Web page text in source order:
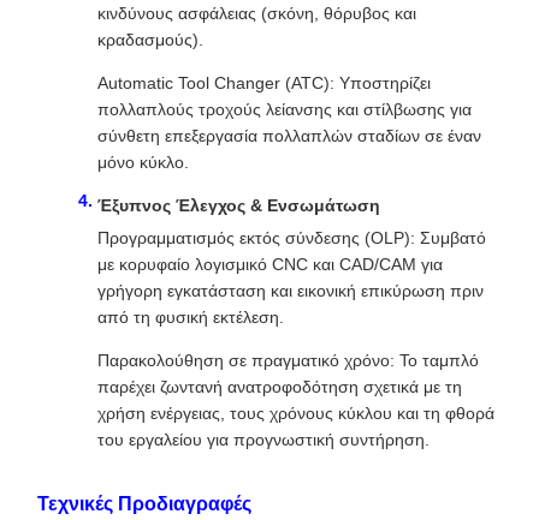
κινδύνους ασφάλειας (σκόνη, θόρυβος και
κραδασμούς).
Automatic Tool Changer (ATC): Υποστηρίζει
πολλαπλούς τροχούς λείανσης και στίλβωσης για
σύνθετη επεξεργασία πολλαπλών σταδίων σε έναν
μόνο κύκλο.
Έξυπνος Έλεγχος & Ενσωμάτωση
Προγραμματισμός εκτός σύνδεσης (OLP): Συμβατό
με κορυφαίο λογισμικό CNC και CAD/CAM για
γρήγορη εγκατάσταση και εικονική επικύρωση πριν
από τη φυσική εκτέλεση.
Παρακολούθηση σε πραγματικό χρόνο: Το ταμπλό
παρέχει ζωντανή ανατροφοδότηση σχετικά με τη
χρήση ενέργειας, τους χρόνους κύκλου και τη φθορά
του εργαλείου για προγνωστική συντήρηση.
Τεχνικές Προδιαγραφές